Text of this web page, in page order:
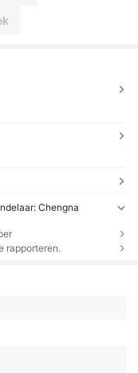
Chengna
rapporteren.